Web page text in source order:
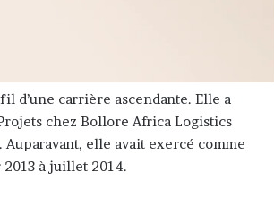
d’une carrière ascendante. Elle a
chez Bollore Africa Logistics
Auparavant, elle avait exercé comme
à juillet 2014.